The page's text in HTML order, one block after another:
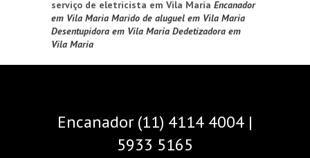
serviço de eletricista em Vila Maria Encanador
em Vila Maria Marido de aluguel em Vila Maria
Desentupidora em Vila Maria Dedetizadora em
Vila Maria
Encanador (11) 4114 4004 |
5933 5165